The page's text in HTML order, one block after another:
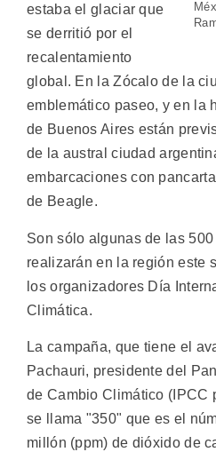
estaba el glaciar que
se derritió por el
recalentamiento
global. En la Zócalo de la
emblemático paseo, y en la
de Buenos Aires están
de la austral ciudad
embarcaciones con
de Beagle.
Son sólo algunas de las
realizarán en la región este
los organizadores Día
Climática.
La campaña, que tiene el
Pachauri, presidente del
de Cambio Climático (IPCC
se llama "350" que es el
millón (ppm) de dióxido de